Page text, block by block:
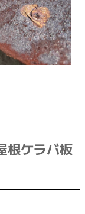
根ケラバ板